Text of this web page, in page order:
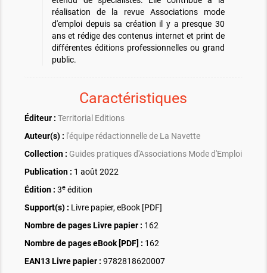
réalisation de la revue Associations mode
d'emploi depuis sa création il y a presque 30
ans et rédige des contenus internet et print de
différentes éditions professionnelles ou grand
public.
Caractéristiques
Éditeur : Territorial Editions
Auteur(s) : l'équipe rédactionnelle de La Navette
Collection : Guides pratiques d'Associations Mode d'Emploi
Publication : 1 août 2022
Édition : 3e édition
Support(s) : Livre papier, eBook [PDF]
Nombre de pages Livre papier : 162
Nombre de pages eBook [PDF] : 162
EAN13 Livre papier : 9782818620007